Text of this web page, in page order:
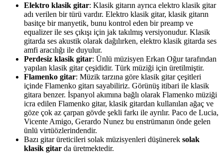
Elektro klasik gitar: Klasik gitarın ayrıca elektro klasik gitar
adı verilen bir türü vardır. Elektro klasik gitar, klasik gitarın
basitçe bir manyetik, bunu kontrol eden bir preamp ve
equalizer ile ses çıkışı için jak takılmış versiyonudur. Klasik
gitarda ses akustik olarak dağılırken, elektro klasik gitarda ses
amfi aracılığı ile duyulur.
Perdesiz klasik gitar: Ünlü müzisyen Erkan Oğur tarafından
yapılan klasik gitar çeşididir. Türk müziği için üretilmiştir.
Flamenko gitar: Müzik tarzına göre klasik gitar çeşitleri
içinde Flamenko gitarı sayabiliriz. Görünüş itibari ile klasik
gitara benzer. İspanyol akımına bağlı olarak Flamenko müziği
icra edilen Flamenko gitar, klasik gitardan kullanılan ağaç ve
göze çok az çarpan gövde şekli farkı ile ayrılır. Paco de Lucia,
Vicente Amigo, Gerardo Nunez bu enstrümanın önde gelen
ünlü virtüözlerindendir.
Bazı gitar üreticileri solak müzisyenleri düşünerek solak
klasik gitar da üretmektedir.